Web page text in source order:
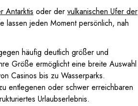
Antarktis oder der vulkanischen Ufer der
lassen jeden Moment persönlich, nah
häufig deutlich größer und
Größe ermöglicht eine breite Auswahl
Casinos bis zu Wasserparks.
entlegenen oder schwer erreichbaren
Urlaubserlebnis.